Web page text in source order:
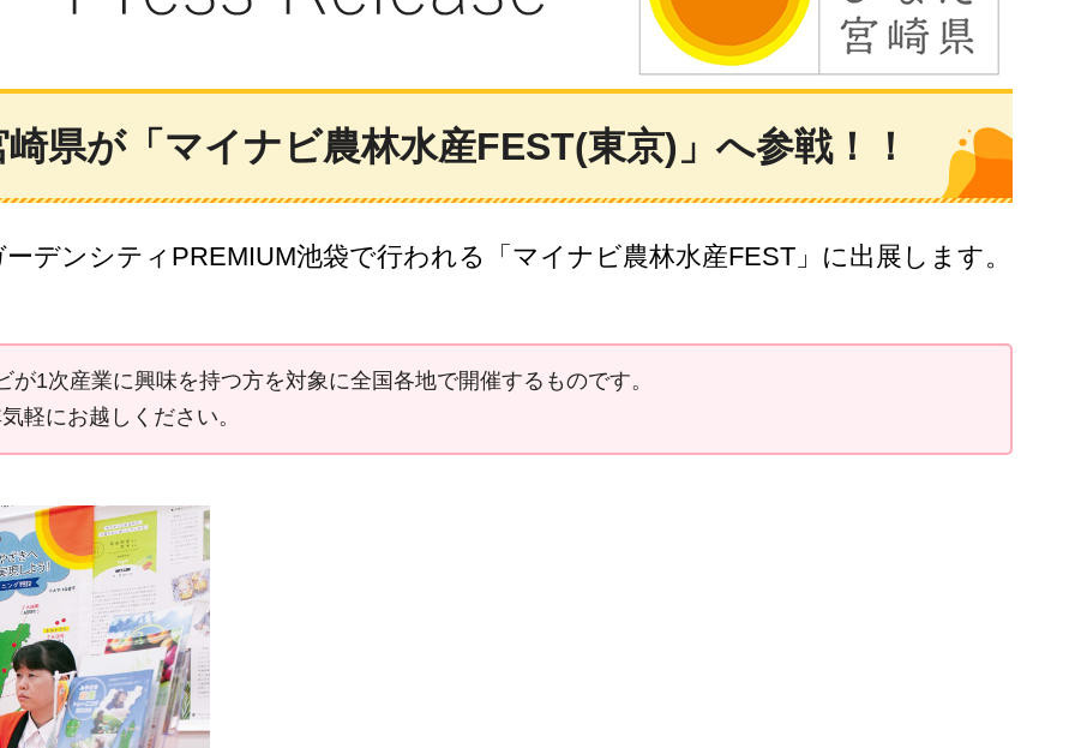
県が「マイナビ農林水産FEST(東京)」へ参戦！！
デンシティPREMIUM池袋で行われる「マイナビ農林水産FEST」に出展します。
1次産業に興味を持つ方を対象に全国各地で開催するものです。
軽にお越しください。